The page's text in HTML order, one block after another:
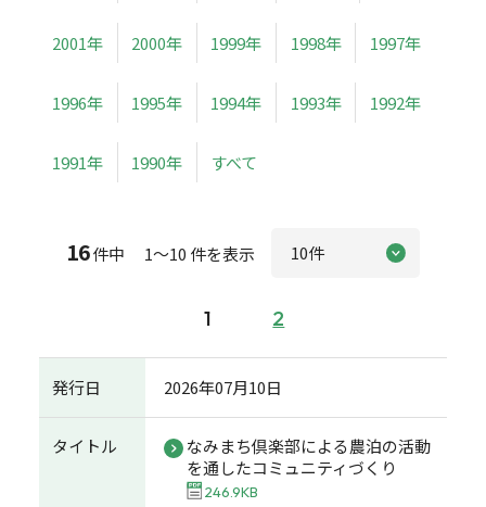
2001年 2000年 1999年 1998年 1997年
1996年 1995年 1994年 1993年 1992年
1991年 1990年 すべて
16件中 1～10 件を表示
1 2
発行日 2026年07月10日
タイトル
なみまち倶楽部による農泊の活動
を通したコミュニティづくり
246.9KB